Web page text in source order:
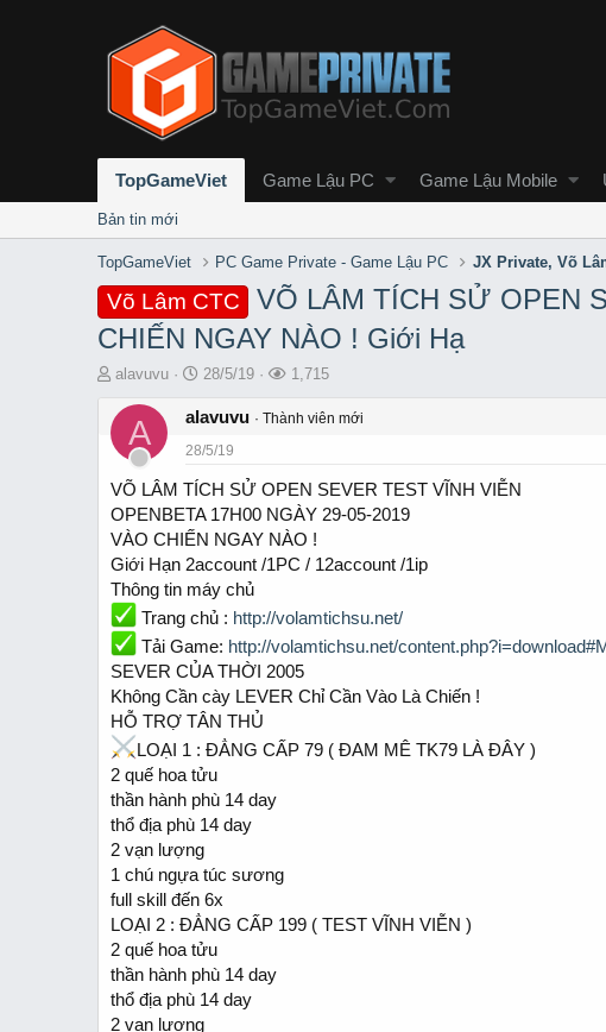
TopGameViet Game Lậu PC Game Lậu Mobile
Bản tin mới
TopGameViet PC Game Private - Game Lậu PC JX Private, Võ
Võ Lâm CTC
VÕ LÂM TÍCH SỬ OPEN
CHIẾN NGAY NÀO ! Giới Hạ
T
r
a
d
s
t
a
r
t
e
r
alavuvu
S
a
t
d
a
t
e
28/5/19
L
ợ
e
m
1,715
A alavuvu
Thành viên mới
28/5/19
VÕ LÂM TÍCH SỬ OPEN SEVER TEST VĨNH VIỄN
OPENBETA 17H00 NGÀY 29-05-2019
VÀO CHIẾN NGAY NÀO !
Giới Hạn 2account /1PC / 12account /1ip
Thông tin máy chủ
Trang chủ : http://volamtichsu.net/
Tải Game: http://volamtichsu.net/
SEVER CỦA THỜI 2005
Không Cần cày LEVER Chỉ Cần Vào Là Chiến !
HỖ TRỢ TÂN THỦ
LOẠI 1 : ĐẲNG CẤP 79 ( ĐAM MÊ TK79 LÀ ĐÂY )
2 quế hoa tửu
thần hành phù 14 day
thổ địa phù 14 day
2 vạn lượng
1 chú ngựa túc sương
full skill đến 6x
LOẠI 2 : ĐẲNG CẤP 199 ( TEST VĨNH VIỄN )
2 quế hoa tửu
thần hành phù 14 day
thổ địa phù 14 day
2 vạn lượng